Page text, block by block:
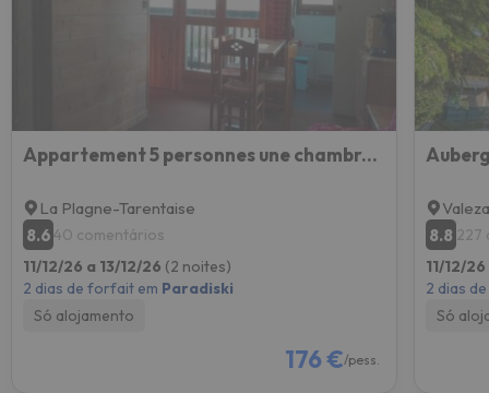
Appartement 5 personnes une chambre proche pistes balcon vue montagne Draps et serviettes non fourni
La Plagne-Tarentaise
8.640 comentários
11/12/26 a 13/12/26 (2 noites)
2 dias de forfait em Paradiski
Só alojamento
176 €/pess.
8.8 227
11/12/
2 dias
Só